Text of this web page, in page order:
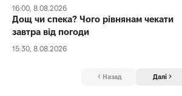
16:00, 8.08.2026
Дощ чи спека? Чого рівнянам чекати
завтра від погоди
15:30, 8.08.2026
Назад Далі